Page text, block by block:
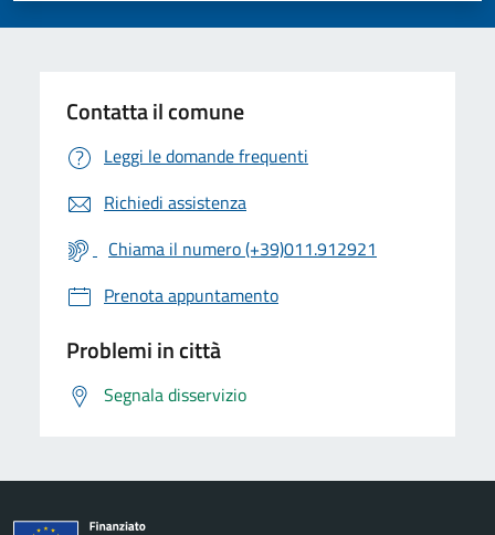
Contatta il comune
Leggi le domande frequenti
Richiedi assistenza
Chiama il numero (+39)011.912921
Prenota appuntamento
Problemi in città
Segnala disservizio